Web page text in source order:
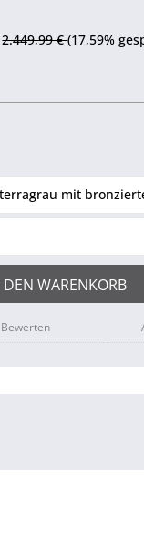
2.449,99 €(17,59%
DEN WARENKORB
Bewerten